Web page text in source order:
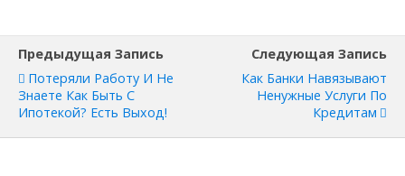
Предыдущая Запись
Потеряли Работу И Не
Знаете Как Быть С
Ипотекой? Есть Выход!
Следующая Запись
Как Банки Навязывают
Ненужные Услуги По
Кредитам